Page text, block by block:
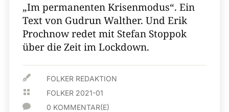
„Im permanenten Krisenmodus“. Ein
Text von Gudrun Walther. Und Erik
Prochnow redet mit Stefan Stoppok
über die Zeit im Lockdown.
 FOLKER REDAKTION
 FOLKER 2021-01
 0 KOMMENTAR(E)